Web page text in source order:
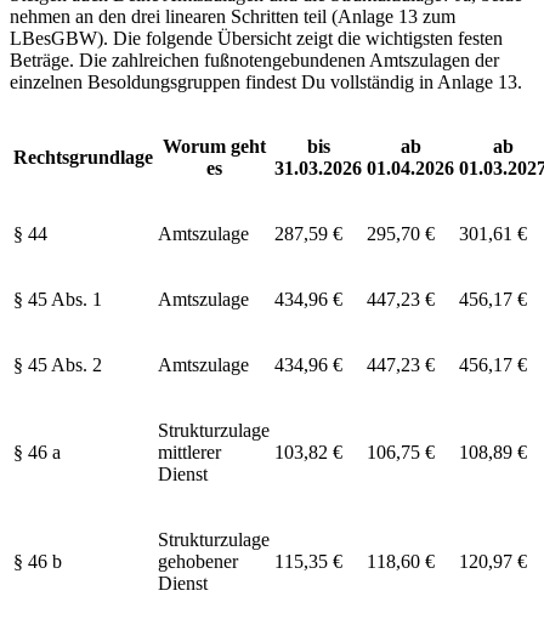
nehmen an den drei linearen Schritten teil (Anlage 13 zum
LBesGBW). Die folgende Übersicht zeigt die wichtigsten festen
Beträge. Die zahlreichen fußnotengebundenen Amtszulagen der
einzelnen Besoldungsgruppen findest Du vollständig in Anlage 13.
Rechtsgrundlage
Worum geht
es
bis
31.03.2026
ab
01.04.2026
ab
§ 44 Amtszulage 287,59 € 295,70 € 301,61 €
§ 45 Abs. 1 Amtszulage 434,96 € 447,23 € 456,17 €
§ 45 Abs. 2 Amtszulage 434,96 € 447,23 € 456,17 €
§ 46 a
Strukturzulage
mittlerer
Dienst
103,82 € 106,75 € 108,89 €
§ 46 b
Strukturzulage
gehobener
Dienst
115,35 € 118,60 € 120,97 €